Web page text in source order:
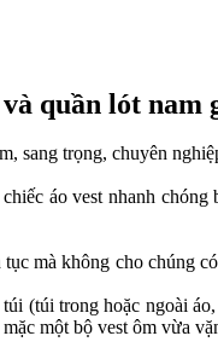
quần lót nam
sang trọng, chuyên
áo vest nhanh
mà không cho chúng
(túi trong hoặc ngoài
một bộ vest ôm vừa